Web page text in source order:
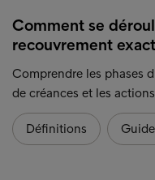
Comment se
recouvrement
Comprendre les phases
de créances et les
Définitions